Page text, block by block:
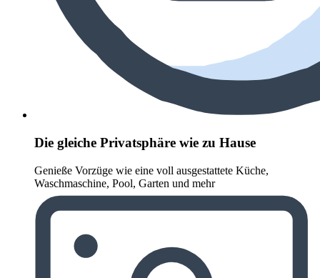
Die gleiche Privatsphäre wie zu Hause
Genieße Vorzüge wie eine voll ausgestattete Küche,
Waschmaschine, Pool, Garten und mehr